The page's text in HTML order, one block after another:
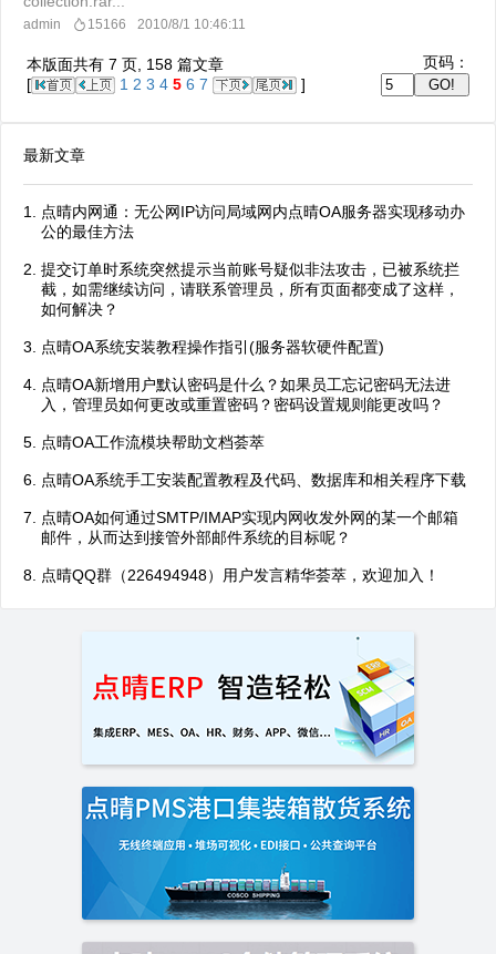
admin 15166 2010/8/1 10:46:11
本版面共有 7 页, 158 篇文章
[
1 2 3 4 5 6 7 ]
页码：
最新文章
点晴内网通：无公网IP访问局域网内点晴OA服务器实现移动办
公的最佳方法
提交订单时系统突然提示当前账号疑似非法攻击，已被系统拦
截，如需继续访问，请联系管理员，所有页面都变成了这样，
如何解决？
点晴OA系统安装教程操作指引(服务器软硬件配置)
点晴OA新增用户默认密码是什么？如果员工忘记密码无法进
入，管理员如何更改或重置密码？密码设置规则能更改吗？
点晴OA工作流模块帮助文档荟萃
点晴OA系统手工安装配置教程及代码、数据库和相关程序下载
点晴OA如何通过SMTP/IMAP实现内网收发外网的某一个邮箱
邮件，从而达到接管外部邮件系统的目标呢？
点晴QQ群（226494948）用户发言精华荟萃，欢迎加入！